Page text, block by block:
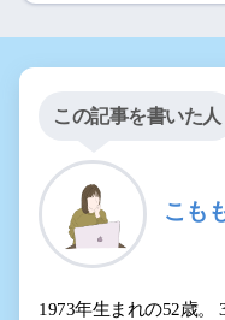
この記事を書いた人
こも
1973年生まれの52歳。